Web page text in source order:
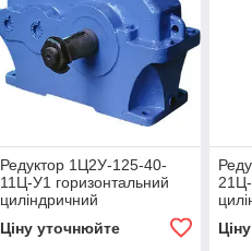
Редуктор 1Ц2У-125-40-
11Ц-У1 горизонтальний
циліндричний
Ціну уточнюйте